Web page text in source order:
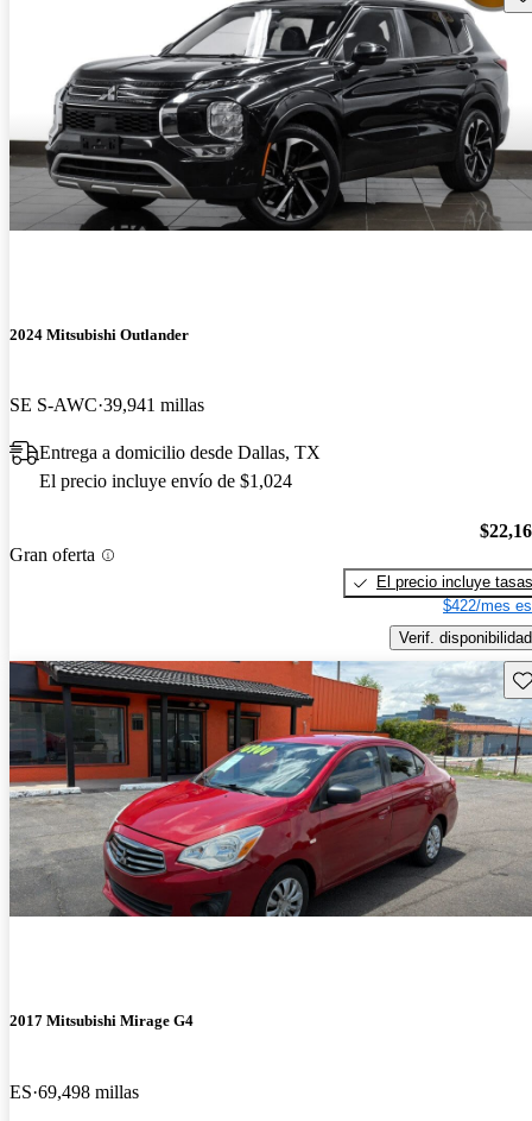
2024 Mitsubishi Outlander
SE S-AWC 39,941 millas
Entrega a domicilio desde Dallas, TX
El precio incluye envío de $1,024
Gran oferta
El precio incluye tasas
$422/mes
Verif. disponibilidad
2017 Mitsubishi Mirage G4
ES 69,498 millas